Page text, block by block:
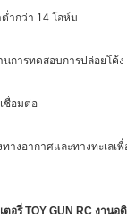
ำกว่า 14 โอห์ม
นการทดสอบการปล่อยโค้ง
ชื่อมต่อ
งอากาศและทางทะเลเ
รี่ TOY GUN RC งานอ